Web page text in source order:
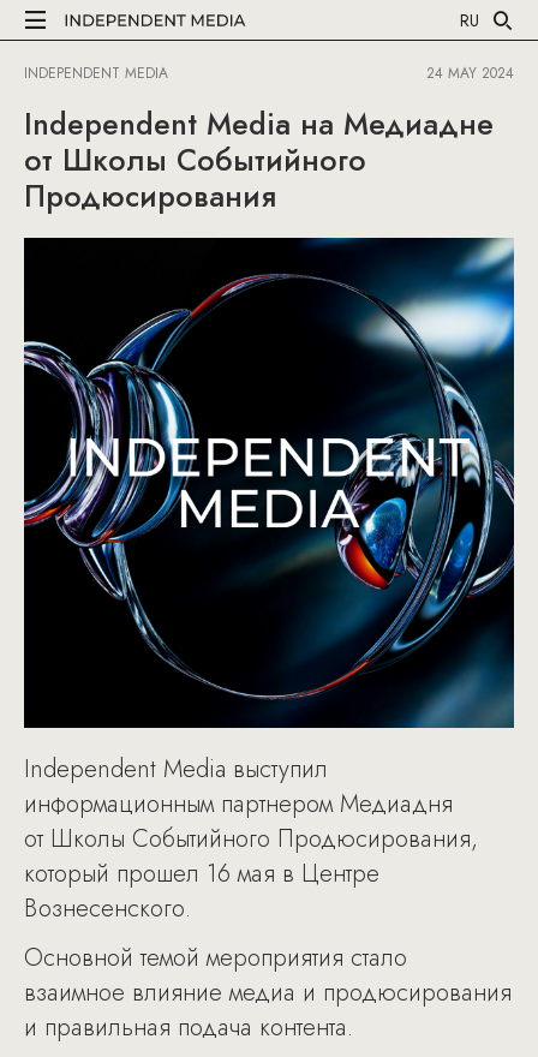
RU
INDEPENDENT MEDIA 24 MAY 2024
Independent Media на Медиадне
от Школы Событийного
Продюсирования
Independent Media выступил
информационным партнером Медиадня
от Школы Событийного Продюсирования,
который прошел 16 мая в Центре
Вознесенского.
Основной темой мероприятия стало
взаимное влияние медиа и продюсирования
и правильная подача контента.